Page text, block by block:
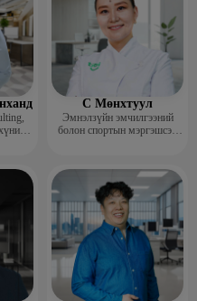
С Мөнхтуул
Эмнэлзүйн эмчилгээний
болон спортын мэргэшсэн